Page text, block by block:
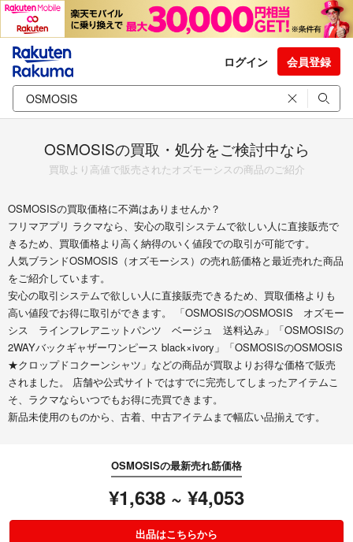
ログイン 会員登録
OSMOSISの買取・処分をご検討中なら
買取より高値で販売されたオズモーシスの商品のご紹介
OSMOSISの買取価格に不満はありませんか？
フリマアプリ ラクマなら、安心の取引システムで欲しい人に直接販売で
きるため、買取価格より高く納得のいく値段での取引が可能です。
人気ブランドOSMOSIS（オズモーシス）の売れ筋価格と最近売れた商品
をご紹介しています。
安心の取引システムで欲しい人に直接販売できるため、買取価格よりも
高い値段でお得に取引ができます。 「OSMOSISのOSMOSIS オズモー
シス ラインフレアニットパンツ ベージュ 送料込み」「OSMOSISの
2WAYバックギャザーワンピース black×ivory」「OSMOSISのOSMOSIS
★クロップドコクーンシャツ」などの商品が買取よりお得な価格で販売
されました。 店舗や公式サイトではすでに完売してしまったアイテムこ
そ、ラクマならいつでもお得に売買できます。
新品未使用のものから、古着、中古アイテムまで幅広い品揃えです。
OSMOSISの最新売れ筋価格
¥1,638 ~ ¥4,053
出品はこちらから